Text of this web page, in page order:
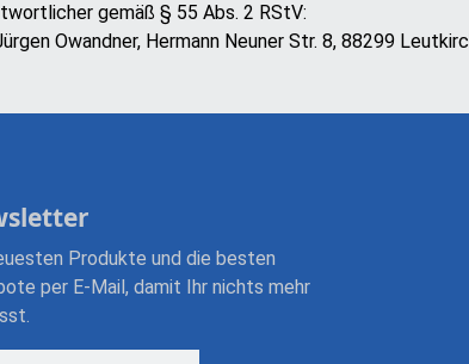
gemäß § 55 Abs. 2 RStV:
Owandner, Hermann Neuner Str. 8, 88299
Produkte und die besten
per E-Mail, damit Ihr nichts mehr